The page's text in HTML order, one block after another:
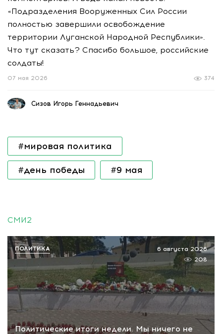
«Подразделения Вооруженных Сил России
полностью завершили освобождение
территории Луганской Народной Республики».
Что тут сказать? Спасибо большое, российские
солдаты!
374
07 мая 2026
Сизов Игорь Геннадьевич
#мировая политика
#день победы #9 мая
СМИ2
Политические итоги недели. Мы ничего не
6 августа 2026
208
ПОЛИТИКА